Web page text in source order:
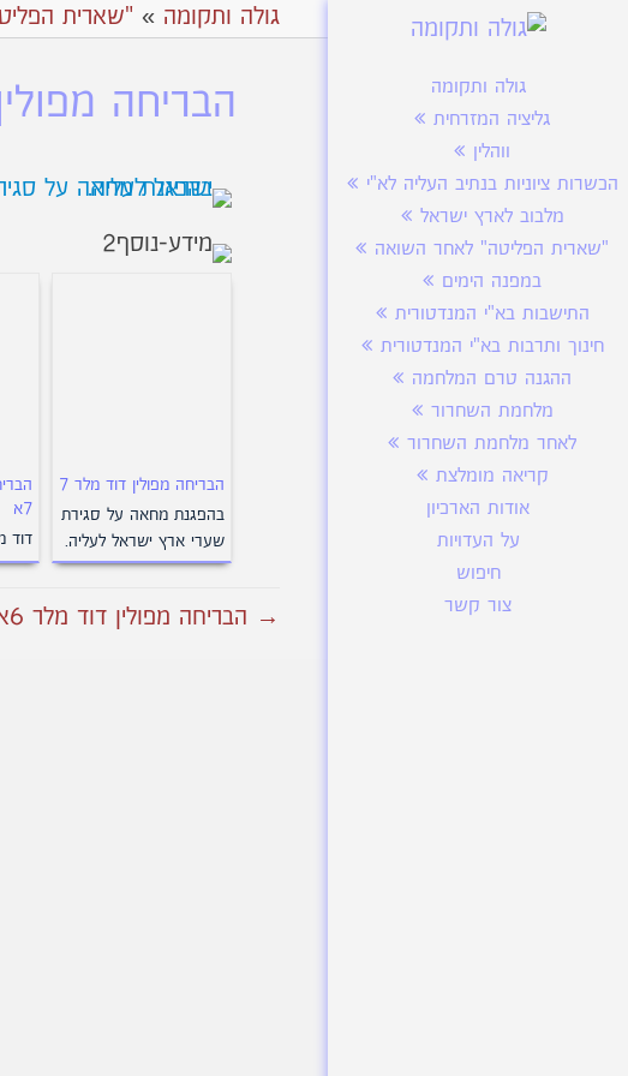
גולה ותקומה
גליציה המזרחית
ווהלין
הכשרות ציוניות בנתיב העליה לא"י
מלבוב לארץ ישראל
"שארית הפליטה" לאחר השואה
במפנה הימים
התישבות בא"י המנדטורית
חינוך ותרבות בא"י המנדטורית
ההגנה טרם המלחמה
מלחמת השחרור
לאחר מלחמת השחרור
קריאה מומלצת
אודות הארכיון
על העדויות
חיפוש
צור קשר
גולה ותקומה » "שארית
הבריחה
הבריחה מפולין דוד מלר 7
בהפגנת מחאה על סגירת
שערי ארץ ישראל לעליה.
7א
דוד
→ הבריחה מפולין דוד מלר 6א